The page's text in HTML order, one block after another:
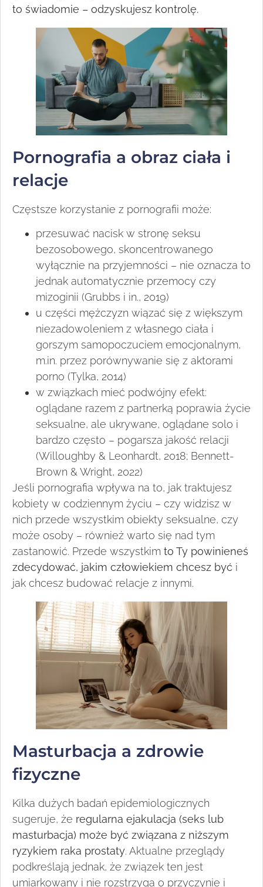
to świadomie – odzyskujesz kontrolę.
Pornografia a obraz ciała i
relacje
Częstsze korzystanie z pornografii może:
przesuwać nacisk w stronę seksu
bezosobowego, skoncentrowanego
wyłącznie na przyjemności – nie oznacza to
jednak automatycznie przemocy czy
mizoginii (Grubbs i in., 2019)
u części mężczyzn wiązać się z większym
niezadowoleniem z własnego ciała i
gorszym samopoczuciem emocjonalnym,
m.in. przez porównywanie się z aktorami
porno (Tylka, 2014)
w związkach mieć podwójny efekt:
oglądane razem z partnerką poprawia życie
seksualne, ale ukrywane, oglądane solo i
bardzo często – pogarsza jakość relacji
(Willoughby & Leonhardt, 2018; Bennett-
Brown & Wright, 2022)
Jeśli pornografia wpływa na to, jak traktujesz
kobiety w codziennym życiu – czy widzisz w
nich przede wszystkim obiekty seksualne, czy
może osoby – również warto się nad tym
zastanowić. Przede wszystkim to Ty powinieneś
zdecydować, jakim człowiekiem chcesz być i
jak chcesz budować relacje z innymi.
Masturbacja a zdrowie
fizyczne
Kilka dużych badań epidemiologicznych
sugeruje, że regularna ejakulacja (seks lub
masturbacja) może być związana z niższym
ryzykiem raka prostaty. Aktualne przeglądy
podkreślają jednak, że związek ten jest
umiarkowany i nie rozstrzyga o przyczynie i